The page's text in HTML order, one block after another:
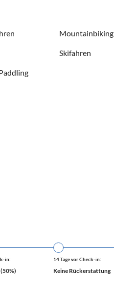
Mountainbiking
Skifahren
in: 14 Tage vor Check-in:
Keine Rückerstattung